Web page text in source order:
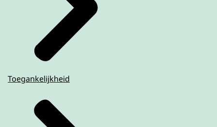
Toegankelijkheid